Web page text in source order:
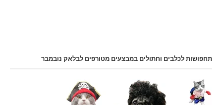
תחפושות לכלבים וחתולים במבצעים מטורפים לבלאק נובמבר